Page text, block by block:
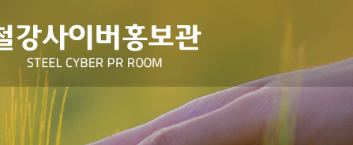
전체메뉴